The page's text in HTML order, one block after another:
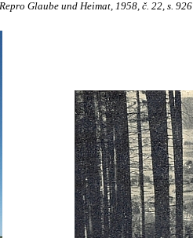
Repro Glaube und Heimat, 1958, č. 22, s. 926